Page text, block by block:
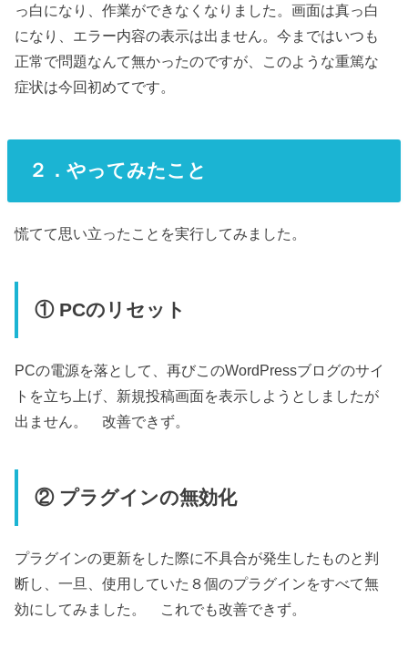
っ白になり、作業ができなくなりました。画面は真っ白
になり、エラー内容の表示は出ません。今まではいつも
正常で問題なんて無かったのですが、このような重篤な
症状は今回初めてです。
２．やってみたこと
慌てて思い立ったことを実行してみました。
① PCのリセット
PCの電源を落として、再びこのWordPressブログのサイ
トを立ち上げ、新規投稿画面を表示しようとしましたが
出ません。 改善できず。
② プラグインの無効化
プラグインの更新をした際に不具合が発生したものと判
断し、一旦、使用していた８個のプラグインをすべて無
効にしてみました。 これでも改善できず。